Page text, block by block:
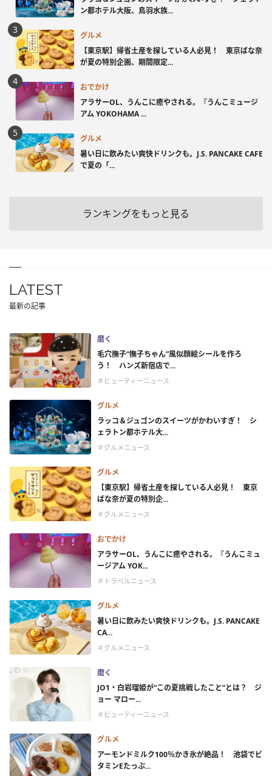
ン都ホテル大阪、鳥羽水族...
グルメ
【東京駅】帰省土産を探している人必見！ 東京ばな奈
が夏の特別企画、期間限定...
おでかけ
アラサーOL、うんこに癒やされる。『うんこミュージ
アム YOKOHAMA ...
グルメ
暑い日に飲みたい爽快ドリンクも。J.S. PANCAKE CAFE
で夏の「...
ランキングをもっと見る
LATEST
最新の記事
磨く
毛穴撫子“撫子ちゃん”風似顔絵シールを作ろ
う！ ハンズ新宿店で...
＃ビューティーニュース
グルメ
ラッコ＆ジュゴンのスイーツがかわいすぎ！ シ
ェラトン都ホテル大...
＃グルメニュース
グルメ
【東京駅】帰省土産を探している人必見！ 東京
ばな奈が夏の特別企...
＃グルメニュース
おでかけ
アラサーOL、うんこに癒やされる。『うんこミュ
ージアム YOK...
＃トラベルニュース
グルメ
暑い日に飲みたい爽快ドリンクも。J.S. PANCAKE
CA...
＃グルメニュース
磨く
JO1・白岩瑠姫が“この夏挑戦したこと”とは？ ジ
ョー マロー...
＃ビューティーニュース
グルメ
アーモンドミルク100％かき氷が絶品！ 池袋でビ
タミンEたっぷ...